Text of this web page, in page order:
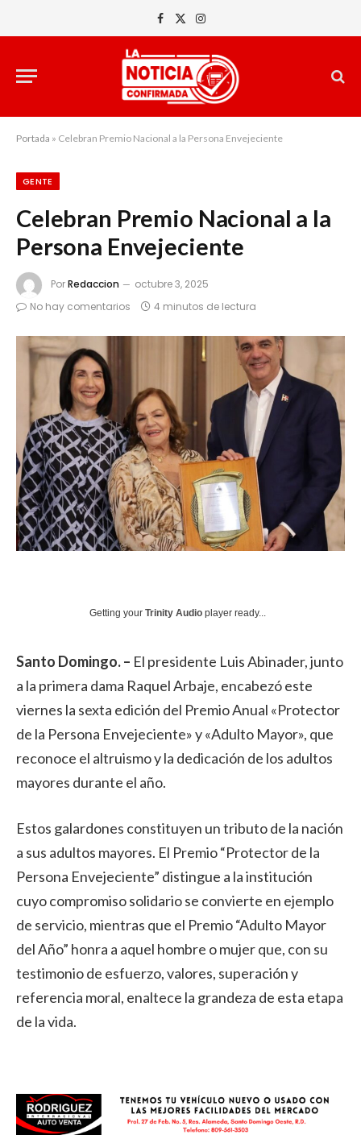
Facebook
X
Instagram
Portada » Celebran Premio Nacional a la Persona Envejeciente
GENTE
Celebran Premio Nacional a la
Persona Envejeciente
PorRedaccion
octubre 3, 2025
No hay comentarios
4 minutos de lectura
Getting your Trinity Audio player ready...
Santo Domingo. – El presidente Luis Abinader, junto
a la primera dama Raquel Arbaje, encabezó este
viernes la sexta edición del Premio Anual «Protector
de la Persona Envejeciente» y «Adulto Mayor», que
reconoce el altruismo y la dedicación de los adultos
mayores durante el año.
Estos galardones constituyen un tributo de la nación
a sus adultos mayores. El Premio “Protector de la
Persona Envejeciente” distingue a la institución
cuyo compromiso solidario se convierte en ejemplo
de servicio, mientras que el Premio “Adulto Mayor
del Año” honra a aquel hombre o mujer que, con su
testimonio de esfuerzo, valores, superación y
referencia moral, enaltece la grandeza de esta etapa
de la vida.